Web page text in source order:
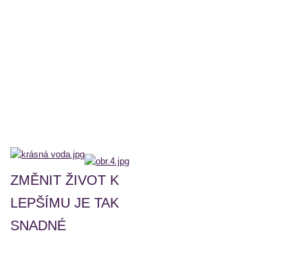
ZMĚNIT ŽIVOT K
LEPŠÍMU JE TAK
SNADNÉ